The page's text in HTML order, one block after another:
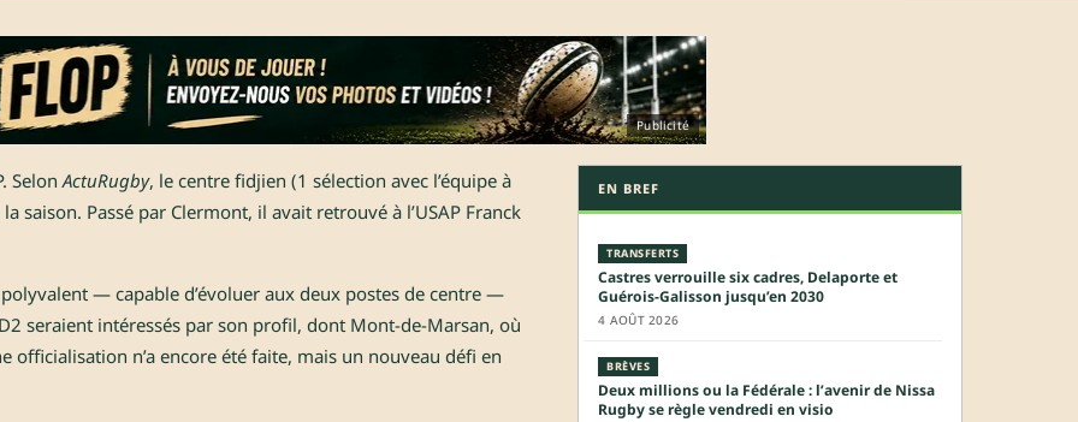
Publicité
Selon ActuRugby, le centre fidjien (1 sélection avec l’équipe à
saison. Passé par Clermont, il avait retrouvé à l’USAP Franck
— capable d’évoluer aux deux postes de centre —
seraient intéressés par son profil, dont Mont-de-Marsan, où
n’a encore été faite, mais un nouveau défi en
EN BREF
TRANSFERTS
Castres verrouille six cadres, Delaporte et
Guérois-Galisson jusqu’en 2030
4 AOÛT 2026
BRÈVES
Deux millions ou la Fédérale : l’avenir de Nissa
Rugby se règle vendredi en visio